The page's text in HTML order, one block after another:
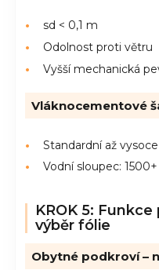
sd < 0,1 m
Odolnost proti větru
Vyšší mechanická
Vláknocementové
Standardní až
Vodní sloupec:
KROK 5:
výběr fólie
Obytné podkroví –